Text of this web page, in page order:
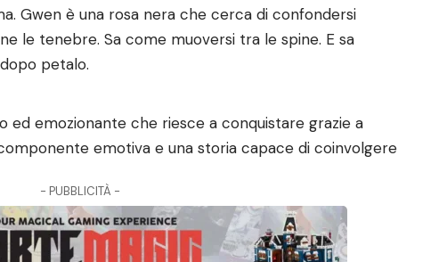
Gwen è una rosa nera che cerca di confondersi
le tenebre. Sa come muoversi tra le spine. E sa
petalo.
ed emozionante che riesce a conquistare grazie a
emotiva e una storia capace di coinvolgere
- PUBBLICITÀ -